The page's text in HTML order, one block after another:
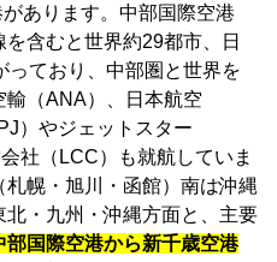
あります。中部国際空港
含むと世界約29都市、日
っており、中部圏と世界を
（ANA）、日本航空
）やジェットスター
社（LCC）も就航していま
幌・旭川・函館）南は沖縄
・九州・沖縄方面と、主要
部国際空港から新千歳空港